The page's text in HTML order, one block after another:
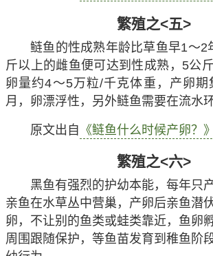
繁殖之<五>
鲢鱼的性成熟年龄比草鱼早1～2
斤以上的雌鱼便可达到性成熟，5公
卵量约4～5万粒/千克体重，产卵
月，卵漂浮性，另外鲢鱼需要在流水
原文出自 《鲢鱼什么时候产卵？》
繁殖之<六>
黑鱼有强烈的护幼本能，每年只
亲鱼在水草丛中营巢，产卵后亲鱼潜
卵，不让别的鱼类或蛙类靠近，鱼卵
周围跟随保护，等鱼苗发育到稚鱼阶